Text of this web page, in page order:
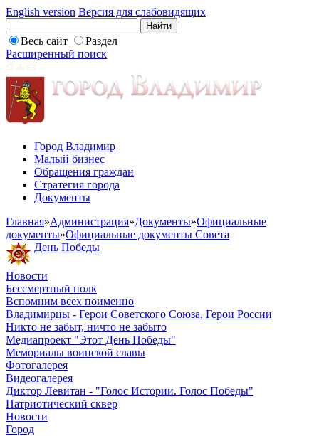
English version Версия для слабовидящих
Весь сайт
Раздел
Расширенный поиск
Город Владимир
Малый бизнес
Обращения граждан
Стратегия города
Документы
Главная»Администрация»Документы»Официальные
документы»Официальные документы Совета
День Победы
Новости
Бессмертный полк
Вспомним всех поименно
Владимирцы - Герои Советского Союза, Герои России
Никто не забыт, ничто не забыто
Медиапроект "Этот День Победы"
Мемориалы воинской славы
Фотогалерея
Видеогалерея
Диктор Левитан - "Голос Истории. Голос Победы"
Патриотический сквер
Новости
Город